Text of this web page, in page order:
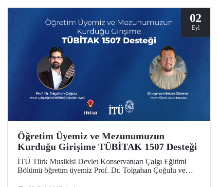
02
Eyl
Öğretim Üyemiz ve Mezunumuzun
Kurduğu Girişime TÜBİTAK 1507 Desteği
İTÜ Türk Musikisi Devlet Konservatuarı Çalgı Eğitimi
Bölümü öğretim üyemiz Prof. Dr. Tolgahan Çoğulu ve